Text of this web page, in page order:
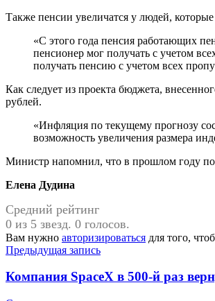
Также пенсии увеличатся у людей,
«С этого года пенсия работающих
пенсионер мог получать с учетом
получать пенсию с учетом всех
Как следует из проекта бюджета,
рублей.
«Инфляция по текущему прогнозу
возможность увеличения размера
Министр напомнил, что в прошлом году
Елена Дудина
Средний рейтинг
0 из 5 звезд. 0 голосов.
Вам нужно авторизироваться для того,
Навигация
по
Предыдущая запись
Компания SpaceX в 500-й раз